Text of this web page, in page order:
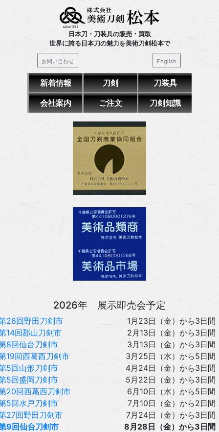
日本刀・刀装具の販売・買取
世界に誇る日本刀の魅力を美術刀剣松本で
お問い合わせ English
新着情報 刀剣 刀装具
会社案内 ご注文 刀剣知識
2026年 展示即売会予定
26回野田刀剣市
1月23日（金）から3日間
14回郡山刀剣市
2月13日（金）から3日間
8回仙台刀剣市
3月13日（金）から3日間
19回西葛西刀剣市
3月25日（水）から5日間
5回山形刀剣市
4月24日（金）から3日間
5回盛岡刀剣市
5月22日（金）から3日間
20回西葛西刀剣市
6月10日（水）から5日間
5回水戸刀剣市
7月10日（金）から2日間
27回野田刀剣市
7月24日（金）から3日間
9回仙台刀剣市
8月28日（金）から3日間